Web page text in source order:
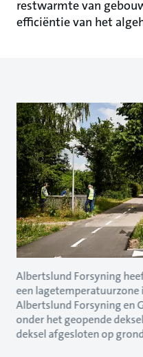
restwarmte van
efficiëntie van het
Albertslund Forsyning
een lagetemperatuurzone
Albertslund Forsyning en
onder het geopende
deksel afgesloten op